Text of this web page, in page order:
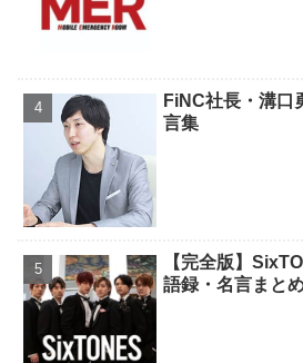
FiNC社長・溝口
言集
【完全版】
語録・名言まと